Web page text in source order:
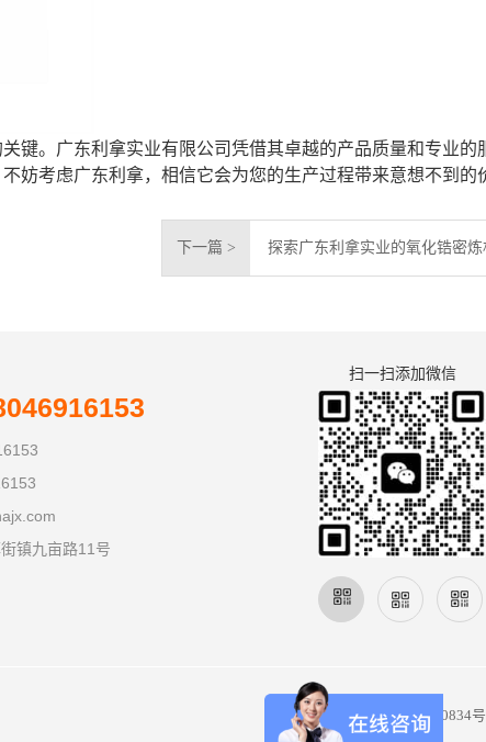
键。广东利拿实业有限公司凭借其卓越的产品质量和专业的
妨考虑广东利拿，相信它会为您的生产过程带来意想不到的
下一篇 > 探索广东利拿实业的氧化锆密
镇九亩路11号
扫一扫添加微信
备案号：粤ICP备08110834号